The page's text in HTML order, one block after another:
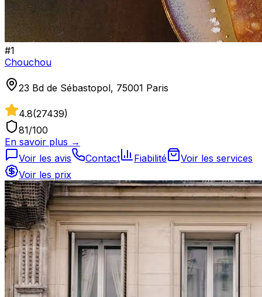
#1
Chouchou
23 Bd de Sébastopol, 75001 Paris
4.8(27439)
81/100
En savoir plus →
Voir les avis
Contact Fiabilité
Voir les services
Voir les prix